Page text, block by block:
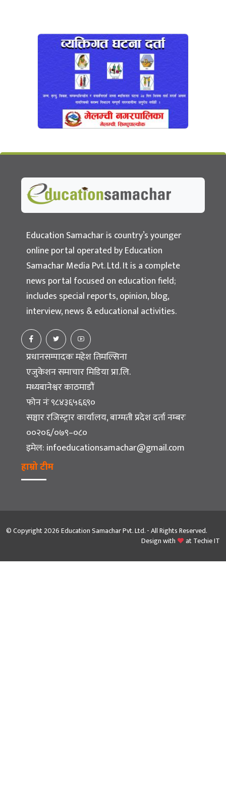
Education Samachar
Nepal's No.1 Educational News Portal
Education Samachar is country’s younger
online portal operated by Education
Samachar Media Pvt. Ltd. It is a complete
news portal focused on education field;
includes special reports, opinion, blog,
interview, news & educational activities.
प्रधानसम्पादकः महेश तिमल्सिना
एजुकेशन समाचार मिडिया प्रा.लि.
मध्यबानेश्वर काठमाडौं
फोन नंः ९८४३६५६६९०
सञ्चार रजिस्ट्रार कार्यालय, बाग्मती प्रदेश दर्ता नम्बरः
००२०६/०७९–०८०
इमेल: infoeducationsamachar@gmail.com
हाम्रो टीम
© Copyright 2026 Education Samachar Pvt. Ltd. - All Rights Reserved.
Design with
atTechie IT